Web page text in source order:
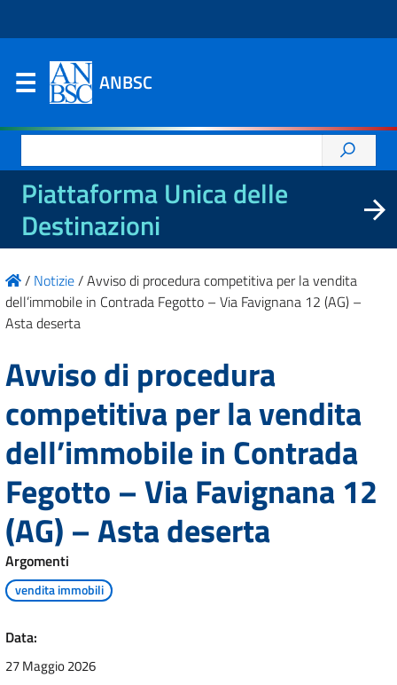
ANBSC
per:
Piattaforma Unica delle
Destinazioni
/ Notizie/Avviso di procedura competitiva per la vendita
dell’immobile in Contrada Fegotto – Via Favignana 12 (AG) –
Asta deserta
Avviso di procedura
competitiva per la vendita
dell’immobile in Contrada
Fegotto – Via Favignana 12
(AG) – Asta deserta
Argomenti
vendita immobili
Data:
27 Maggio 2026